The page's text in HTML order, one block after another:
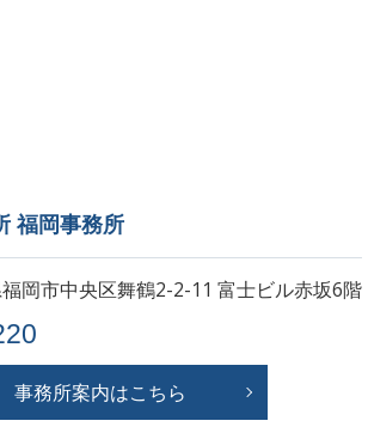
福岡事務所
岡市中央区舞鶴2-2-11 富士ビル赤坂6階
事務所案内はこちら